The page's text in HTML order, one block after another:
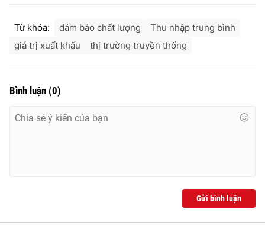
Từ khóa: đảm bảo chất lượng
Thu nhập trung bình
giá trị xuất khẩu
thị trường truyền thống
Bình luận (0)
Gửi bình luận